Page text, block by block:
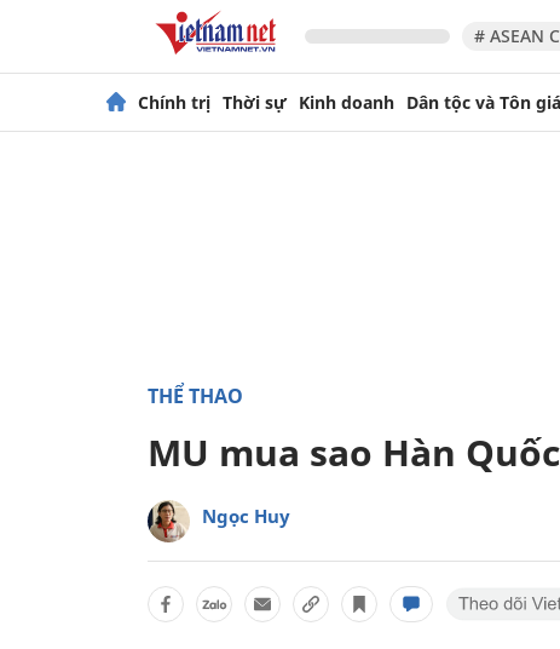
# ASEAN
Chính trị Thời sự Kinh doanh Dân tộc và Tôn
THỂ THAO
MU mua sao Hàn
Ngọc Huy